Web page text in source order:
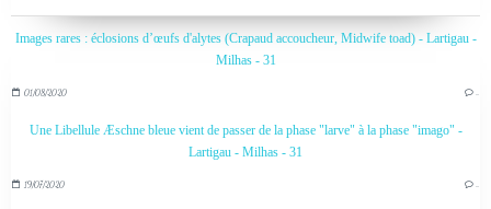
Images rares : éclosions d’œufs d'alytes (Crapaud accoucheur, Midwife toad) - Lartigau -
Milhas - 31
01/08/2020 …
Une Libellule Æschne bleue vient de passer de la phase "larve" à la phase "imago" -
Lartigau - Milhas - 31
19/07/2020 …